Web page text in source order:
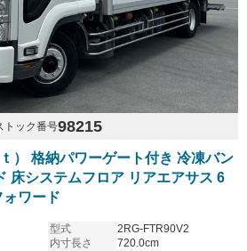
トック番号98215
） 格納パワーゲート付き 冷凍バン
床システムフロア リアエアサス 6
ワード
型式
2RG-FTR90V2
内寸長さ
720.0cm